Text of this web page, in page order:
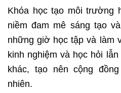
Khóa học tạo môi trường
niềm đam mê sáng tạo
những giờ học tập và làm
kinh nghiệm và học hỏi
khác, tạo nên cộng
nhiên.